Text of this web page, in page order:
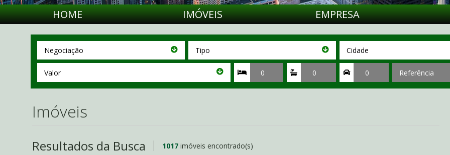
HOME IMÓVEIS EMPRESA
Negociação Tipo
Cidade
Cidade
Valor
Quartos Suítes Vagas
Imóveis
Resultados da Busca 1017 imóveis encontrado(s)